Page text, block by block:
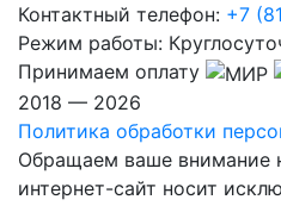
Контактный телефон: +7
Режим работы:
Принимаем оплату
2018 — 2026
Политика обработки
Обращаем ваше внимание
интернет-сайт носит